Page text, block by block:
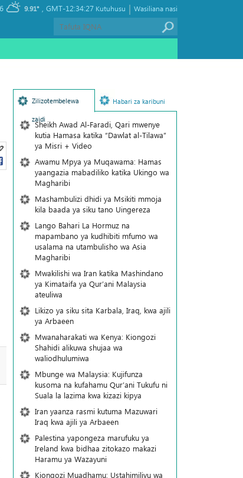
GMT-12:34:27
9.91° Wasiliana nasi
|
Kutuhusu
Zilizotembelewa
zaidi
Habari za karibuni
Sheikh Awad Al-Faradi, Qari mwenye
kutia Hamasa katika “Dawlat al-Tilawa”
ya Misri + Video
Awamu Mpya ya Muqawama: Hamas
yaangazia mabadiliko katika Ukingo wa
Magharibi
Mashambulizi dhidi ya Msikiti mmoja
kila baada ya siku tano Uingereza
Lango Bahari La Hormuz na
mapambano ya kudhibiti mfumo wa
usalama na utambulisho wa Asia
Magharibi
Mwakilishi wa Iran katika Mashindano
ya Kimataifa ya Qur’ani Malaysia
ateuliwa
Likizo ya siku sita Karbala, Iraq, kwa ajili
ya Arbaeen
Mwanaharakati wa Kenya: Kiongozi
Shahidi alikuwa shujaa wa
waliodhulumiwa
Mbunge wa Malaysia: Kujifunza
kusoma na kufahamu Qur’ani Tukufu ni
Suala la lazima kwa kizazi kipya
Iran yaanza rasmi kutuma Mazuwari
Iraq kwa ajili ya Arbaeen
Palestina yapongeza marufuku ya
Ireland kwa bidhaa zitokazo makazi
Haramu ya Wazayuni
Kiongozi Muadhamu: Ustahimilivu wa